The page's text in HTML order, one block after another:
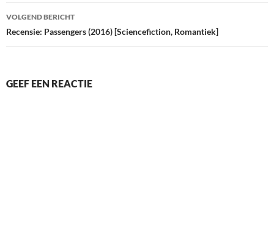
VOLGEND BERICHT
Recensie: Passengers (2016) [Sciencefiction, Romantiek]
GEEF EEN REACTIE